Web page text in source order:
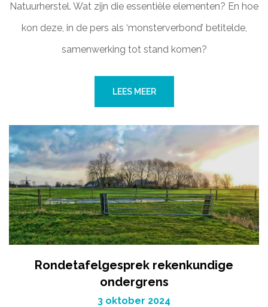
Natuurherstel. Wat zijn die essentiële elementen? En hoe
kon deze, in de pers als ‘monsterverbond’ betitelde,
samenwerking tot stand komen?
LEES MEER
Rondetafelgesprek rekenkundige
ondergrens
3 oktober 2024